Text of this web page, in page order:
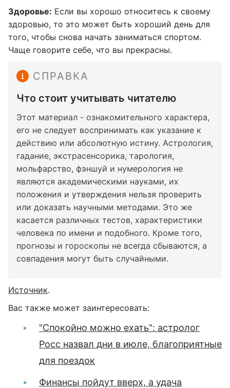
Здоровье: Если вы хорошо относитесь к своему
здоровью, то это может быть хороший день для
того, чтобы снова начать заниматься спортом.
Чаще говорите себе, что вы прекрасны.
СПРАВКА
Что стоит учитывать читателю
Этот материал - ознакомительного характера,
его не следует воспринимать как указание к
действию или абсолютную истину. Астрология,
гадание, экстрасенсорика, тарология,
мольфарство, фэншуй и нумерология не
являются академическими науками, их
положения и утверждения нельзя проверить
или доказать научными методами. Это же
касается различных тестов, характеристики
человека по имени и подобного. Кроме того,
прогнозы и гороскопы не всегда сбываются, а
совпадения могут быть случайными.
Источник.
Вас также может заинтересовать:
"Спокойно можно ехать": астролог
Росс назвал дни в июле, благоприятные
для поездок
Финансы пойдут вверх, а удача